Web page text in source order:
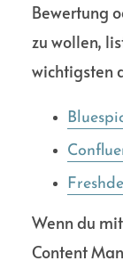
Bewertung
zu wollen,
wichtigsten
Wenn du
Content